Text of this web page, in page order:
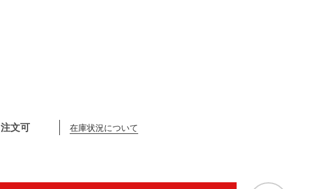
注文可 在庫状況について